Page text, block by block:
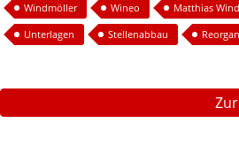
Windmöller Wineo Matthias
Unterlagen
Stellenabbau